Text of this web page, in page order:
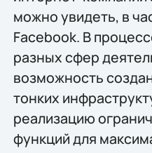
можно увидеть, в
Facebook. В
разных сфер
возможность
тонких
реализацию
функций для